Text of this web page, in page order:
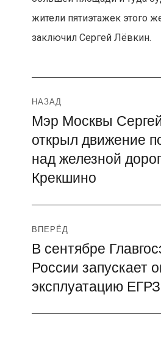
жители пятиэтажек этого
заключил Сергей Лёвкин.
Навигация
по
записям
НАЗАД
Предыдущая
запись:
Мэр Москвы
открыл движение
над железной
Крекшино
ВПЕРЁД
Следующая
запись:
В сентябре
России запускает
эксплуатацию ЕГРЗ